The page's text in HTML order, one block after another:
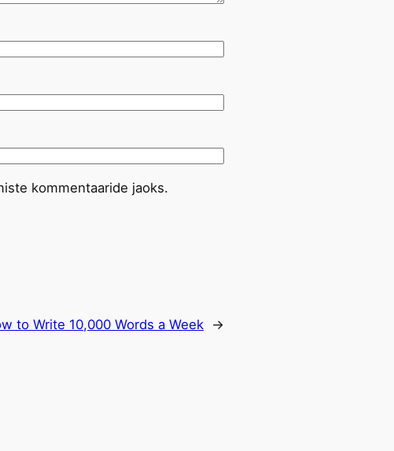
kommentaaride jaoks.
to Write 10,000 Words a Week →